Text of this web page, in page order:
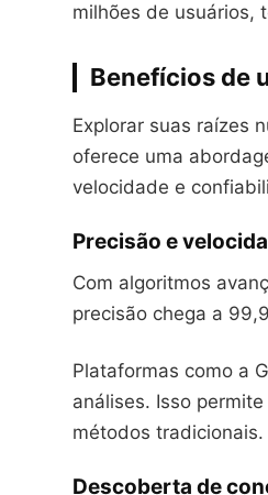
milhões de usuários,
Benefícios de
Explorar suas raízes
oferece uma
velocidade e
Precisão e
Com algoritmos
precisão chega a
Plataformas como a
análises. Isso
métodos tradicionais.
Descoberta de